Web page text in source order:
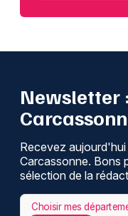
Newsletter
Recevez
Carcassonne. Bons
sélection de la
Choisir mes